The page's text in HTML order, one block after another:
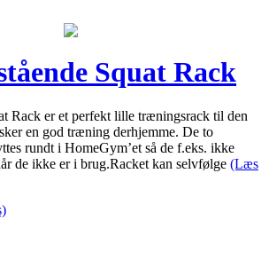
Squat Rack
Rack er et perfekt lille træningsrack til den
en god træning derhjemme. De to
rundt i HomeGym’et så de f.eks. ikke
de ikke er i brug.Racket kan selvfølge (Læs